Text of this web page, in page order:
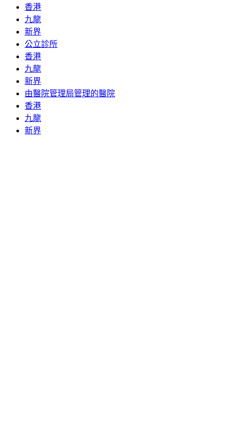
香港
九龍
新界
公立診所
香港
九龍
新界
由醫院管理局管理的醫院
香港
九龍
新界